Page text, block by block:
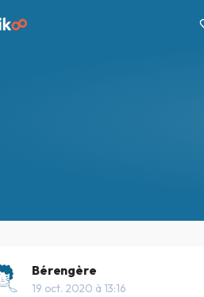
Bérengère
19 oct. 2020 à 13:16